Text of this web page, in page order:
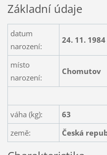
Základní údaje
datum
narození:
24. 11. 1984
místo
narození:
Chomutov
váha (kg):
63
země:
Česká